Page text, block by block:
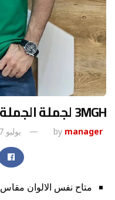
3MGH لجملة الجملة و الجملة المشكل
by manager يوليو 27, 2024
متاح نفس الالوان مقاس XXL